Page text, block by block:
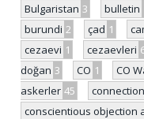
Bulgaristan 3 bulletin
burundi 2 çad 1
cezaevi 1 cezaevleri
doğan 3 CO 1 CO
askerler 45
conscientious objection